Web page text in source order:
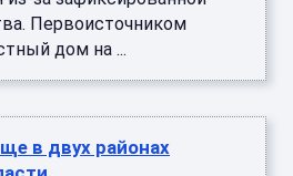
Первоисточником
дом на ...
в двух районах